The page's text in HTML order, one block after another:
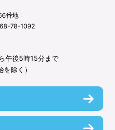
番地
78-1092
午後5時15分まで
除く）